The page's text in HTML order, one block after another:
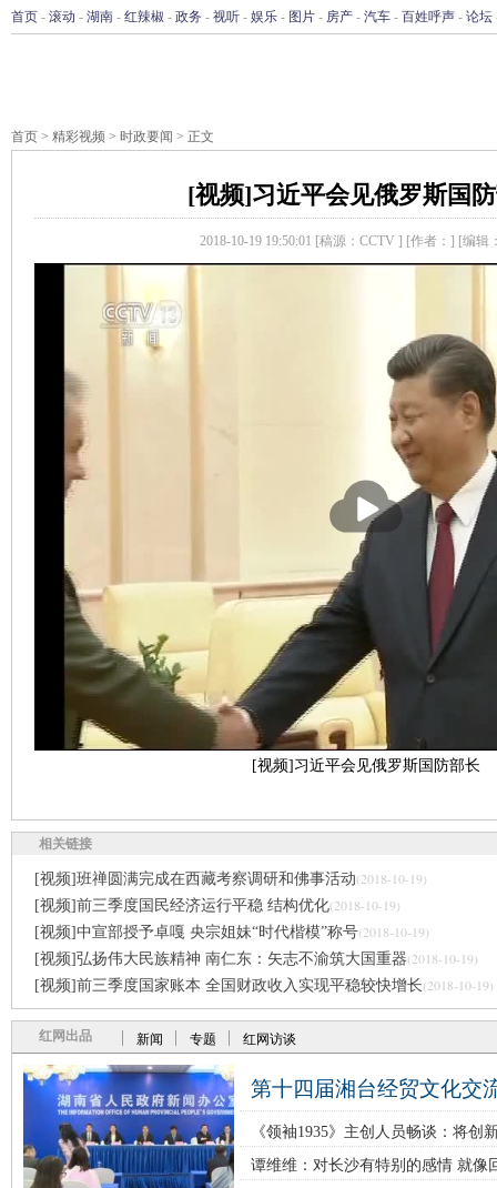
首页 - 滚动 - 湖南 - 红辣椒 - 政务 - 视听 - 娱乐 - 图片 - 房产 - 汽车 - 百姓呼声 - 论坛
首页 > 精彩视频 > 时政要闻 > 正文
[视频]习近平会见俄罗斯国
2018-10-19 19:50:01 [稿源：CCTV ] [作者：] [编辑
放
[视频]习近平会见俄罗斯国防部长
相关链接
[视频]班禅圆满完成在西藏考察调研和佛事活动(2018-10-19)
[视频]前三季度国民经济运行平稳 结构优化(2018-10-19)
[视频]中宣部授予卓嘎 央宗姐妹“时代楷模”称号(2018-10-19)
[视频]弘扬伟大民族精神 南仁东：矢志不渝筑大国重器(2018-10-19)
[视频]前三季度国家账本 全国财政收入实现平稳较快增长(2018-10-19)
红网出品 新闻 专题 红网访谈
第十四届湘台经贸文化交
《领袖1935》主创人员畅谈：将创
谭维维：对长沙有特别的感情 就像